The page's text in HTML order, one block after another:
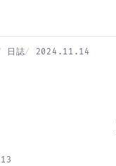
日誌 2024.11.14